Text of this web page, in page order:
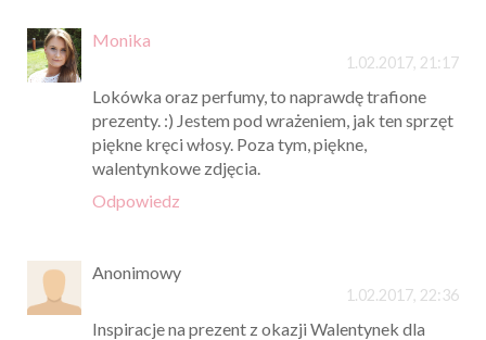
Monika
1.02.2017, 21:17
Lokówka oraz perfumy, to naprawdę trafione
prezenty. :) Jestem pod wrażeniem, jak ten sprzęt
piękne kręci włosy. Poza tym, piękne,
walentynkowe zdjęcia.
Odpowiedz
Anonimowy
1.02.2017, 22:36
Inspiracje na prezent z okazji Walentynek dla